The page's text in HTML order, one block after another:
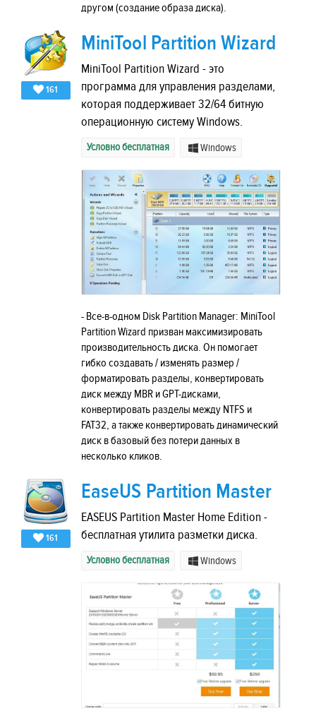
другом (создание образа диска).
161
MiniTool Partition Wizard
MiniTool Partition Wizard - это
программа для управления разделами,
которая поддерживает 32/64 битную
операционную систему Windows.
Условно бесплатная Windows
- Все-в-одном Disk Partition Manager: MiniTool
Partition Wizard призван максимизировать
производительность диска. Он помогает
гибко создавать / изменять размер /
форматировать разделы, конвертировать
диск между MBR и GPT-дисками,
конвертировать разделы между NTFS и
FAT32, а также конвертировать динамический
диск в базовый без потери данных в
несколько кликов.
161
EaseUS Partition Master
EASEUS Partition Master Home Edition -
бесплатная утилита разметки диска.
Условно бесплатная Windows